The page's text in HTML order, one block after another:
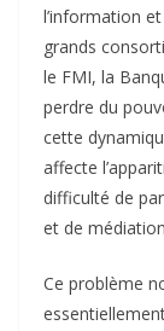
l’information
grands
le FMI, la
perdre du
cette
affecte
difficulté de
et de
Ce problème